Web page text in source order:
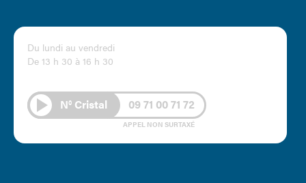
Du lundi au vendredi
De 13 h 30 à 16 h 30
N° Cristal 09 71 00 71 72
APPEL NON SURTAXÉ